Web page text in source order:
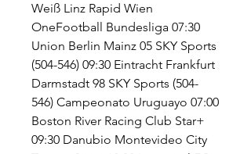
Weiß Linz Rapid Wien
OneFootball Bundesliga 07:30
Union Berlin Mainz 05 SKY Sports
(504-546) 09:30 Eintracht Frankfurt
Darmstadt 98 SKY Sports (504-
546) Campeonato Uruguayo 07:00
Boston River Racing Club Star+
09:30 Danubio Montevideo City